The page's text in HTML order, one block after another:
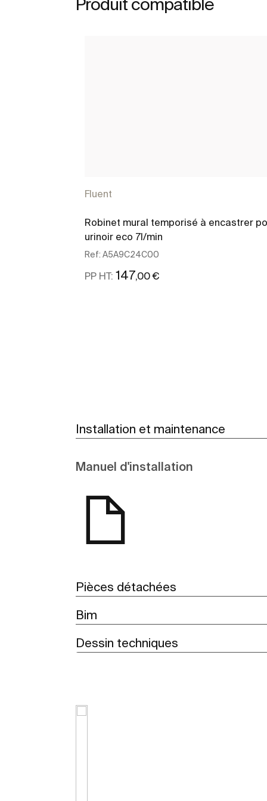
Produit compatible
Fluent
Robinet mural temporisé à encastrer
urinoir eco 7l/min
Ref: A5A9C24C00
PP HT: 147,00 €
Installation et maintenance
Manuel d'installation
Pièces détachées
Bim
Dessin techniques